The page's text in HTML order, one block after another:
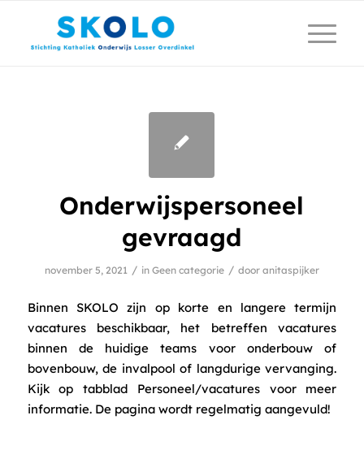
Onderwijspersoneel
gevraagd
november 5, 2021 / in Geen categorie / door anitaspijker
Binnen SKOLO zijn op korte en langere termijn
vacatures beschikbaar, het betreffen vacatures
binnen de huidige teams voor onderbouw of
bovenbouw, de invalpool of langdurige vervanging.
Kijk op tabblad Personeel/vacatures voor meer
informatie. De pagina wordt regelmatig aangevuld!